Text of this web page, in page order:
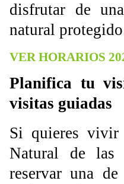
disfrutar de
natural
VER HORARIOS
Planifica tu
visitas guiadas
Si quieres
Natural de las
reservar una